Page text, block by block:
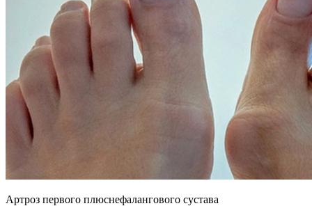
Артроз первого плюснефалангового сустава